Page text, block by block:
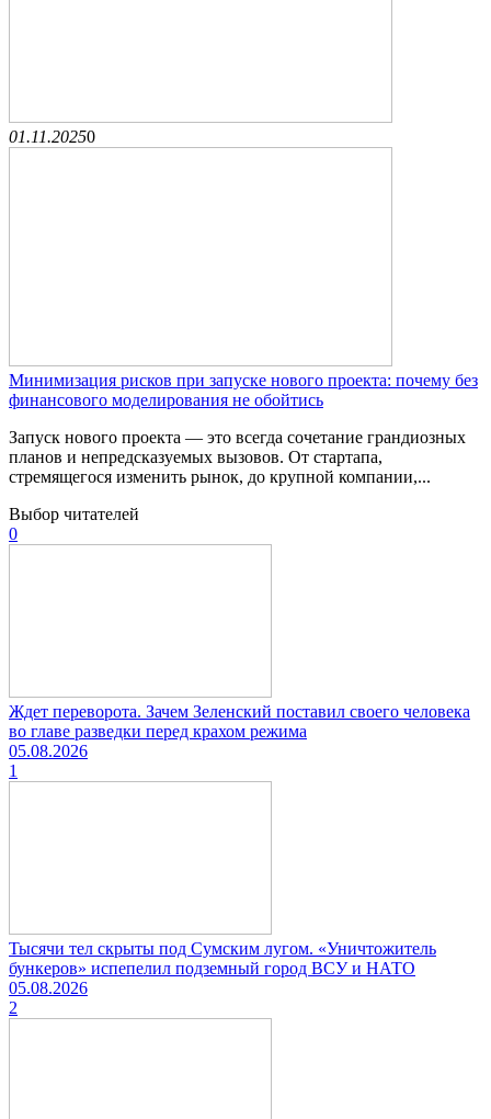
01.11.20250
Минимизация рисков при запуске нового проекта: почему без
финансового моделирования не обойтись
Запуск нового проекта — это всегда сочетание грандиозных
планов и непредсказуемых вызовов. От стартапа,
стремящегося изменить рынок, до крупной компании,...
Выбор читателей
0
Ждет переворота. Зачем Зеленский поставил своего человека
во главе разведки перед крахом режима
05.08.2026
1
Тысячи тел скрыты под Сумским лугом. «Уничтожитель
бункеров» испепелил подземный город ВСУ и НАТО
05.08.2026
2